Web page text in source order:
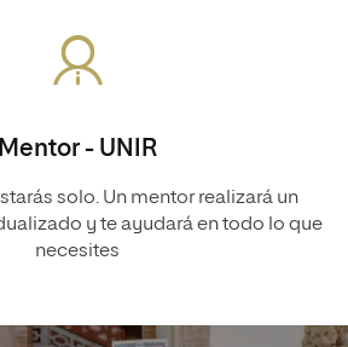
Mentor - UNIR
solo. Un mentor realizará un
y te ayudará en todo lo que
necesites